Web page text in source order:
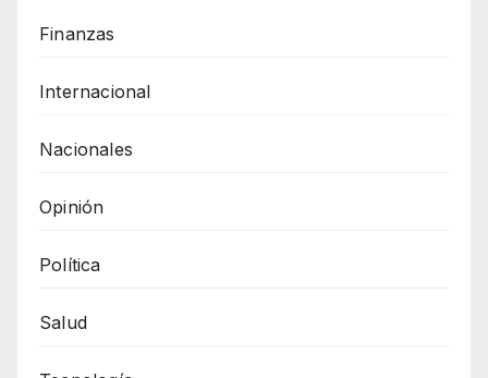
Finanzas
Internacional
Nacionales
Opinión
Política
Salud